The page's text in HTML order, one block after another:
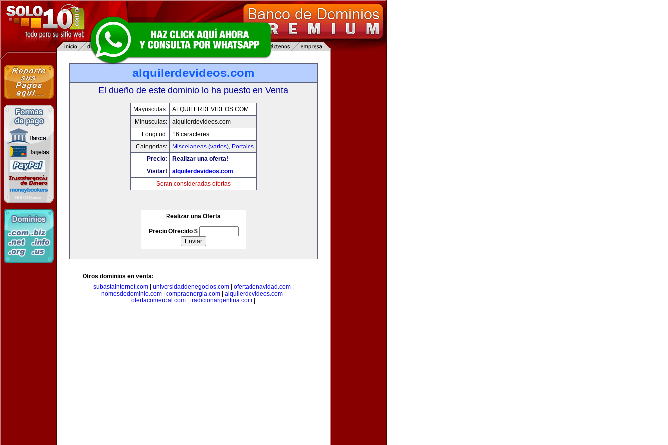
alquilerdevideos.com
El dueño de este dominio lo ha puesto en Venta
Mayusculas:
ALQUILERDEVIDEOS.COM
Minusculas:
alquilerdevideos.com
Longitud:
16 caracteres
Categorias:
Miscelaneas (varios), Portales
Precio:
Realizar una oferta!
Visitar!
alquilerdevideos.com
Serán consideradas ofertas
Realizar una Oferta
Precio Ofrecido $
Otros dominios en venta:
subastainternet.com| universidaddenegocios.com| ofertadenavidad.com|
nomesdedominio.com| compraenergia.com| alquilerdevideos.com|
ofertacomercial.com
tradicionargentina.com